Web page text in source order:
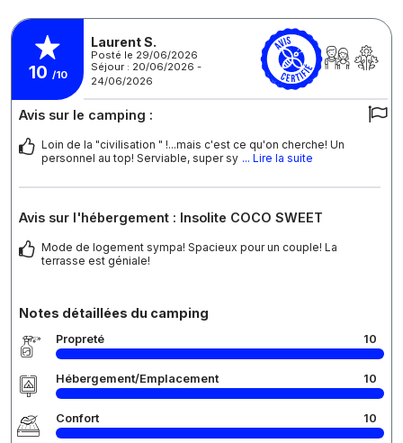
10 /10
Laurent S.
Posté le 29/06/2026
Séjour : 20/06/2026 -
24/06/2026
Avis sur le camping :
Loin de la "civilisation " !...mais c'est ce qu'on cherche! Un
personnel au top! Serviable, super sy ... Lire la suite
Avis sur l'hébergement : Insolite COCO SWEET
Mode de logement sympa! Spacieux pour un couple! La
terrasse est géniale!
Notes détaillées du camping
Propreté 10
Hébergement/Emplacement 10
Confort 10